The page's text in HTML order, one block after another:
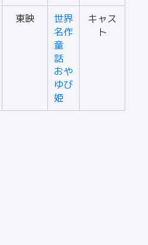
東映
世界
名作
童
話
おや
ゆび
姫
キャス
ト